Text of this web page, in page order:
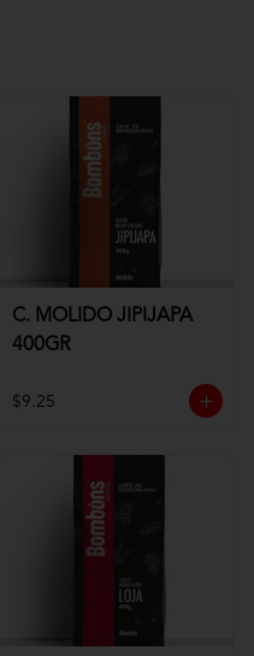
C. MOLIDO JIPIJAPA
400GR
$9.25